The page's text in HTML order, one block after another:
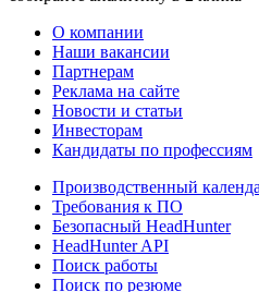
О компании
Наши вакансии
Партнерам
Реклама на сайте
Новости и статьи
Инвесторам
Кандидаты по профессиям
Производственный
Требования к ПО
Безопасный HeadHunter
HeadHunter API
Поиск работы
Поиск по резюме